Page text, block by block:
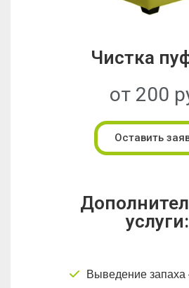
Чистка
от 200
Оставить
услуги:
Выведение